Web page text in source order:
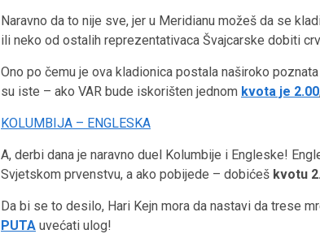
Naravno da to nije sve, jer u Meridianu možeš da se
ili neko od ostalih reprezentativaca Švajcarske dobiti
Ono po čemu je ova kladionica postala naširoko poznata
su iste – ako VAR bude iskorišten jednom kvota je 2.00
KOLUMBIJA – ENGLESKA
A, derbi dana je naravno duel Kolumbije i Engleske!
Svjetskom prvenstvu, a ako pobijede – dobićeš kvotu
Da bi se to desilo, Hari Kejn mora da nastavi da trese
PUTA uvećati ulog!